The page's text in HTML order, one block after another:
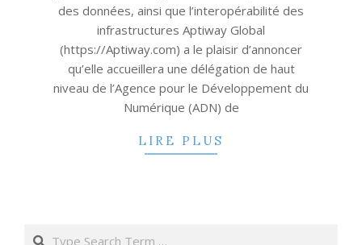
des données, ainsi que l’interopérabilité des
infrastructures Aptiway Global
(https://Aptiway.com) a le plaisir d’annoncer
qu’elle accueillera une délégation de haut
niveau de l’Agence pour le Développement du
Numérique (ADN) de
LIRE PLUS
Search